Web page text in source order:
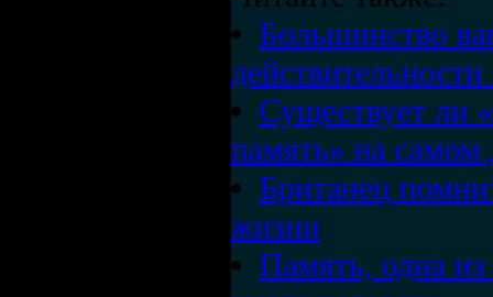
Большинство
Существует ли
память» на самом
Британец
жизни
Память, одна